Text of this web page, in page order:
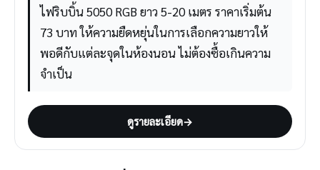
ไฟริบบิ้น 5050 RGB ยาว 5-20 เมตร ราคาเริ่มต้น
73 บาท ให้ความยืดหยุ่นในการเลือกความยาวให้
พอดีกับแต่ละจุดในห้องนอน ไม่ต้องซื้อเกินความ
จำเป็น
ดูรายละเอียด→